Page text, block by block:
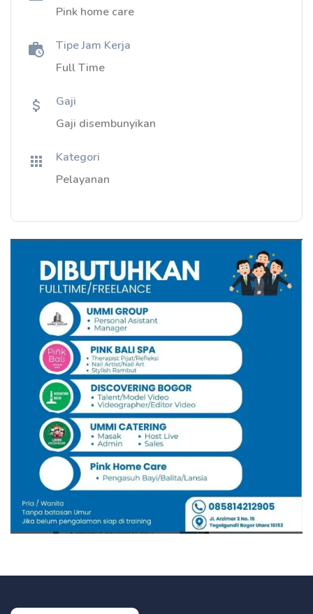
Pink home care
Tipe Jam Kerja
Full Time
Gaji
Gaji disembunyikan
Kategori
Pelayanan